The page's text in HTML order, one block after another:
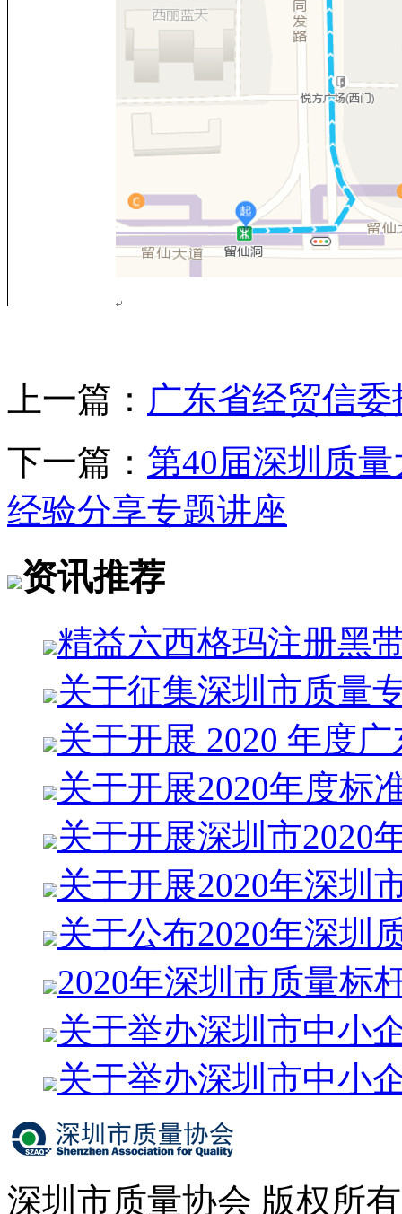
上一篇： 广东省经贸信
下一篇： 第40届深圳质
经验分享专题讲座
资讯推荐
精益六西格玛注册黑
关于征集深圳市质量
关于开展 2020 年度
关于开展2020年度标
关于开展深圳市2020
关于开展2020年深圳
关于公布2020年深圳
2020年深圳市质量标
关于举办深圳市中小
关于举办深圳市中小
深圳市质量协会 版权所